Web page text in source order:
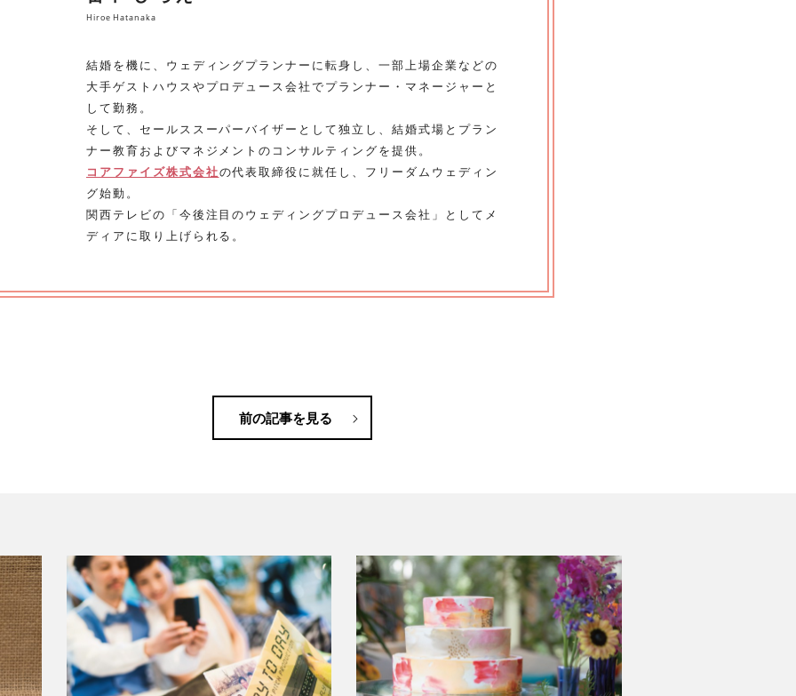
Hiroe Hatanaka
結婚を機に、ウェディングプランナーに転身し、一部上場企業などの
大手ゲストハウスやプロデュース会社でプランナー・マネージャーと
して勤務。
そして、セールススーパーバイザーとして独立し、結婚式場とプラン
ナー教育およびマネジメントのコンサルティングを提供。
コアファイズ株式会社の代表取締役に就任し、フリーダムウェディン
グ始動。
関西テレビの「今後注目のウェディングプロデュース会社」としてメ
ディアに取り上げられる。
前の記事を見る